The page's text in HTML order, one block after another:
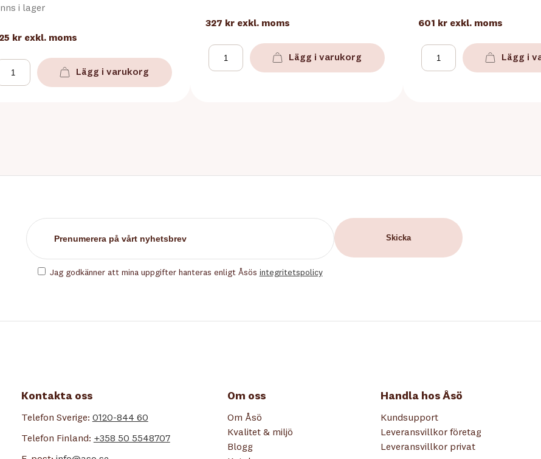
i lager
kr exkl. moms
Lägg i varukorg
327 kr exkl. moms
Lägg i varukorg
601 kr exkl. moms
Lägg i
Jag godkänner att mina uppgifter hanteras enligt Åsös integritetspolicy
Kontakta oss
Telefon Sverige: 0120-844 60
Telefon Finland: +358 50 5548707
Om oss
Om Åsö
Kvalitet & miljö
Blogg
Handla hos Åsö
Kundsupport
Leveransvillkor företag
Leveransvillkor privat